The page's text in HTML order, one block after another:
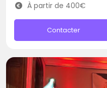
À partir de 400€
Contacter